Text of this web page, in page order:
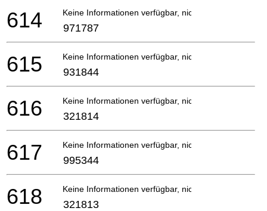
Keine Informationen verfügbar, nicht bestellbar
614 971787
Keine Informationen verfügbar, nicht bestellbar
615 931844
Keine Informationen verfügbar, nicht bestellbar
616 321814
Keine Informationen verfügbar, nicht bestellbar
617 995344
Keine Informationen verfügbar, nicht bestellbar
618 321813